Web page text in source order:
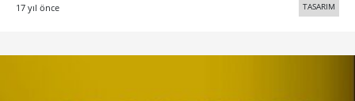
17 yıl önce TASARIM